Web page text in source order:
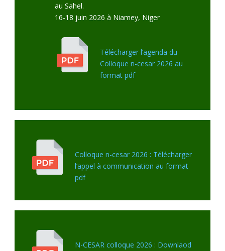
au Sahel.
16-18 juin 2026 à Niamey, Niger
Télécharger l’agenda du
Colloque n-cesar 2026 au
format pdf
Colloque n-cesar 2026 : Télécharger
l’appel à communication au format
pdf
N-CESAR colloque 2026 : Downlaod